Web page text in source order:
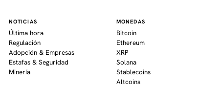
NOTICIAS
Última hora
Regulación
Adopción & Empresas
Estafas & Seguridad
Minería
MONEDAS
Bitcoin
Ethereum
XRP
Solana
Stablecoins
Altcoins